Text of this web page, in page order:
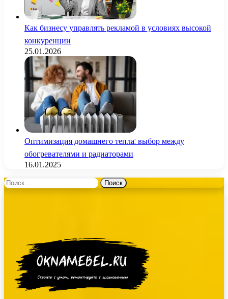
Как бизнесу управлять рекламой в условиях высокой
конкуренции
25.01.2026
Оптимизация домашнего тепла: выбор между
обогревателями и радиаторами
16.01.2025
Найти: